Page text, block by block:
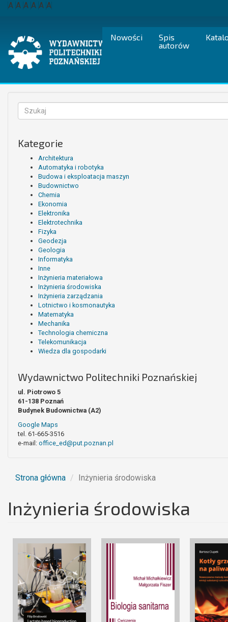
Przejdź
A A A A A A
Nowości
Spis
autorów
Formularz
wyszukiwania
Kategorie
Architektura
Automatyka i robotyka
Budowa i eksploatacja maszyn
Budownictwo
Chemia
Ekonomia
Elektronika
Elektrotechnika
Fizyka
Geodezja
Geologia
Informatyka
Inne
Inżynieria materiałowa
Inżynieria środowiska
Inżynieria zarządzania
Lotnictwo i kosmonautyka
Matematyka
Mechanika
Technologia chemiczna
Telekomunikacja
Wiedza dla gospodarki
Wydawnictwo Politechniki Poznańskiej
ul. Piotrowo 5
61-138 Poznań
Budynek Budownictwa (A2)
Google Maps
tel. 61-665-3516
e-mail: office_ed@put.poznan.pl
Strona główna Inżynieria środowiska
Inżynieria środowiska